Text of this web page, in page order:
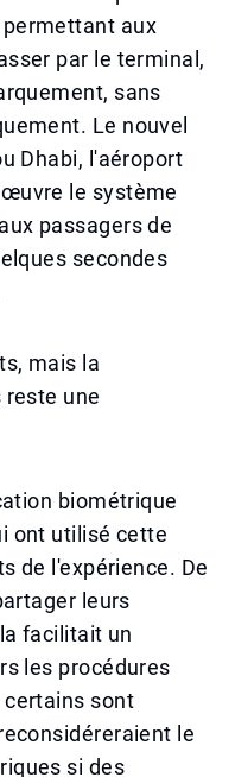
aux
par le terminal,
sans
Le nouvel
Dhabi, l'aéroport
le système
passagers de
secondes
mais la
une
biométrique
ont utilisé cette
de l'expérience. De
leurs
facilitait un
les procédures
certains sont
le
si des